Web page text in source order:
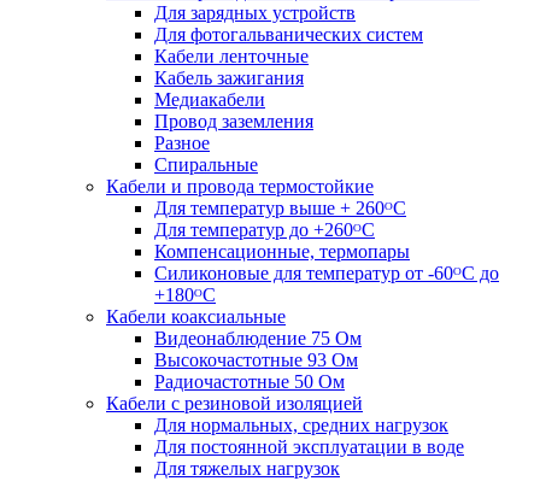
Для зарядных устройств
Для фотогальванических систем
Кабели ленточные
Кабель зажигания
Медиакабели
Провод заземления
Разное
Спиральные
Кабели и провода термостойкие
Для температур выше + 260ᴼС
Для температур до +260ᴼС
Компенсационные, термопары
Силиконовые для температур от -60ᴼC до
+180ᴼС
Кабели коаксиальные
Видеонаблюдение 75 Ом
Высокочастотные 93 Ом
Радиочастотные 50 Ом
Кабели с резиновой изоляцией
Для нормальных, средних нагрузок
Для постоянной эксплуатации в воде
Для тяжелых нагрузок